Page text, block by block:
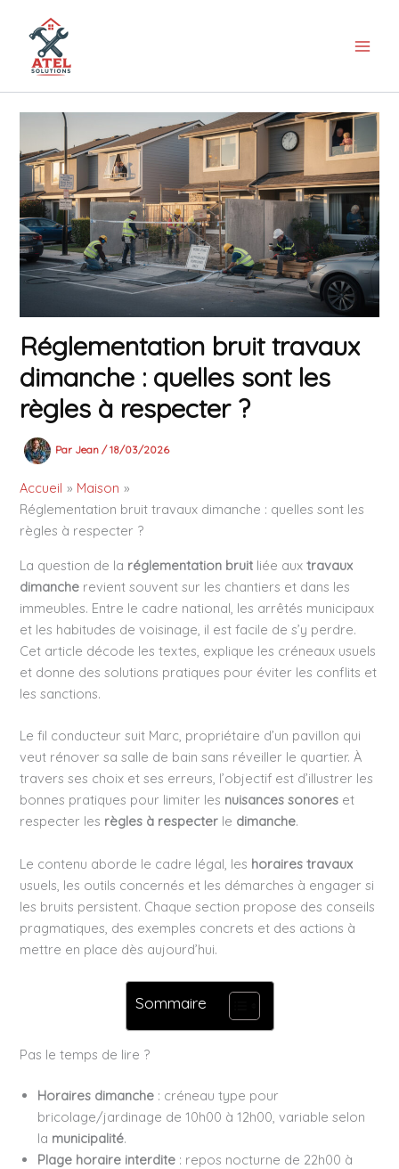
contenu
Réglementation bruit travaux
dimanche : quelles sont les
règles à respecter ?
Par Jean/18/03/2026
Accueil
Maison
Réglementation bruit travaux dimanche : quelles sont les
règles à respecter ?
La question de la réglementation bruit liée auxtravaux
dimanche revient souvent sur les chantiers et dans les
immeubles. Entre le cadre national, les arrêtés municipaux
et les habitudes de voisinage, il est facile de s’y perdre.
Cet article décode les textes, explique les créneaux usuels
et donne des solutions pratiques pour éviter les conflits et
les sanctions.
Le fil conducteur suit Marc, propriétaire d’un pavillon qui
veut rénover sa salle de bain sans réveiller le quartier. À
travers ses choix et ses erreurs, l’objectif est d’illustrer les
bonnes pratiques pour limiter les nuisances sonores et
respecter les règles à respecter le dimanche.
Le contenu aborde le cadre légal, les horaires travaux
usuels, les outils concernés et les démarches à engager si
les bruits persistent. Chaque section propose des conseils
pragmatiques, des exemples concrets et des actions à
mettre en place dès aujourd’hui.
Sommaire
Pas le temps de lire ?
Horaires dimanche : créneau type pour
bricolage/jardinage de 10h00 à 12h00, variable selon
la municipalité.
Plage horaire interdite : repos nocturne de 22h00 à